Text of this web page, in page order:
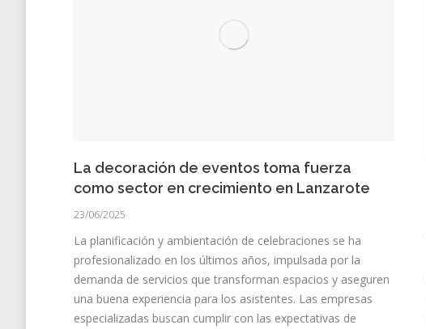
La decoración de eventos toma fuerza
como sector en crecimiento en Lanzarote
23/06/2025
La planificación y ambientación de celebraciones se ha
profesionalizado en los últimos años, impulsada por la
demanda de servicios que transforman espacios y aseguren
una buena experiencia para los asistentes. Las empresas
especializadas buscan cumplir con las expectativas de